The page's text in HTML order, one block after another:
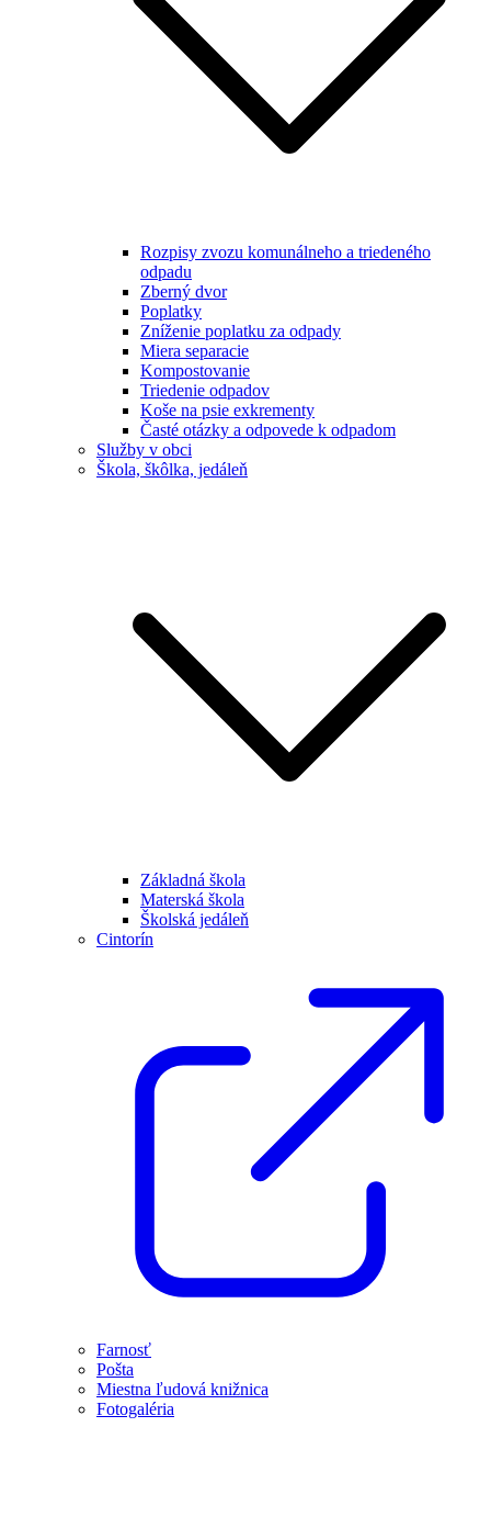
Rozpisy zvozu komunálneho a triedeného
odpadu
Zberný dvor
Poplatky
Zníženie poplatku za odpady
Miera separacie
Kompostovanie
Triedenie odpadov
Koše na psie exkrementy
Časté otázky a odpovede k odpadom
Služby v obci
Škola, škôlka, jedáleň
Základná škola
Materská škola
Školská jedáleň
Cintorín
Farnosť
Pošta
Miestna ľudová knižnica
Fotogaléria